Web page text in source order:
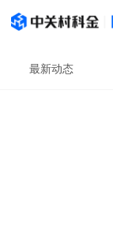
最新动态